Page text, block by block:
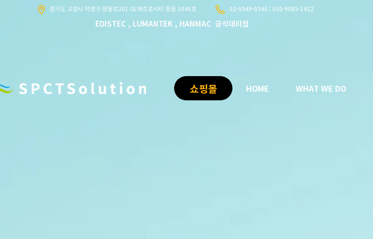
​경기도 고양시 덕양구 향동로201 GL매트로시티 향동 1046호 02-6949-0346 ; 010-9085-1422
​EDISTEC , LUMANTEK , HANMAC 공식대리점
쇼핑몰 HOME WHAT WE DO